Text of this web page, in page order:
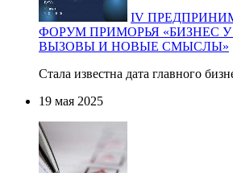
IV
ФОРУМ ПРИМОРЬЯ «БИЗНЕС
ВЫЗОВЫ И НОВЫЕ СМЫСЛЫ»
Стала известна дата главного
19 мая 2025